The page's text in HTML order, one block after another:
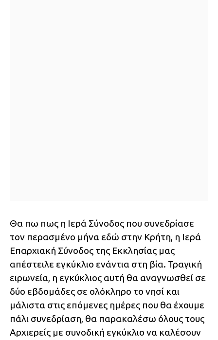
Θα πω πως η Ιερά Σύνοδος που συνεδρίασε
τον περασμένο μήνα εδώ στην Κρήτη, η Ιερά
Επαρχιακή Σύνοδος της Εκκλησίας μας
απέστειλε εγκύκλιο ενάντια στη βία. Τραγική
ειρωνεία, η εγκύκλιος αυτή θα αναγνωσθεί σε
δύο εβδομάδες σε ολόκληρο το νησί και
μάλιστα στις επόμενες ημέρες που θα έχουμε
πάλι συνεδρίαση, θα παρακαλέσω όλους τους
Αρχιερείς με συνοδική εγκύκλιο να καλέσουν